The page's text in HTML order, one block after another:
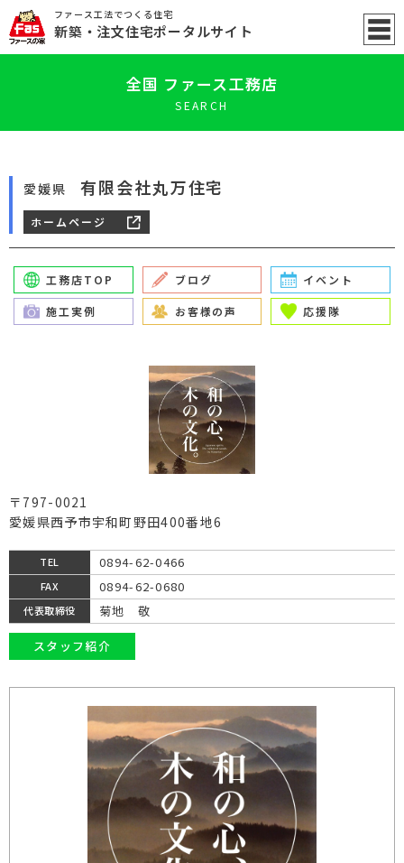
ファース工法でつくる住宅
新築 ・注文住宅ポータルサイト
全国 ファース工務店
SEARCH
愛媛県 有限会社丸万住宅
ホームページ
工務店TOP ブログ イベント
施工実例 お客様の声 応援隊
〒797-0021
愛媛県西予市宇和町野田400番地6
TEL 0894-62-0466
FAX 0894-62-0680
代表取締役 菊地 敬
スタッフ紹介